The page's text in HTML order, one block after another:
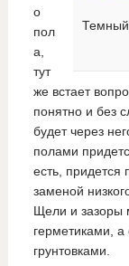
о
пол
а,
тут
же встает
понятно и без
будет через
полами
есть, придется
заменой
Щели и зазоры
герметиками, а
грунтовками.